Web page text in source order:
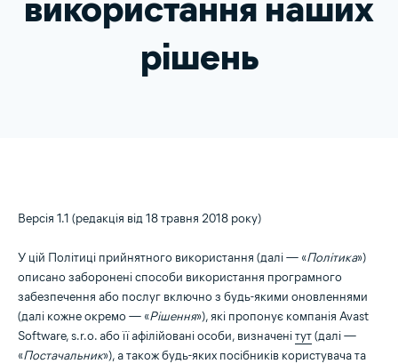
рішень
Версія 1.1 (редакція від 18 травня 2018 року)
У цій Політиці прийнятного використання (далі — «Політика»)
описано заборонені способи використання програмного
забезпечення або послуг включно з будь-якими оновленнями
(далі кожне окремо — «Рішення»), які пропонує компанія Avast
Software, s.r.o. або її афілійовані особи, визначенітут(далі —
«Постачальник»), а також будь-яких посібників користувача та